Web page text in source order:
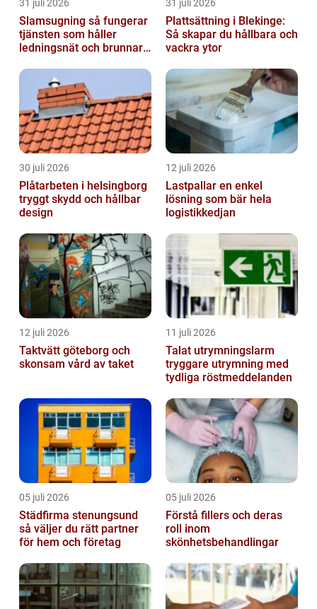
31 juli 2026
Slamsugning så fungerar
tjänsten som håller
ledningsnät och brunnar i
31 juli 2026
Plattsättning i Blekinge:
Så skapar du hållbara och
vackra ytor
30 juli 2026
Plåtarbeten i helsingborg
tryggt skydd och hållbar
design
12 juli 2026
Lastpallar en enkel
lösning som bär hela
logistikkedjan
12 juli 2026
Taktvätt göteborg och
skonsam vård av taket
11 juli 2026
Talat utrymningslarm
tryggare utrymning med
tydliga röstmeddelanden
05 juli 2026
Städfirma stenungsund
så väljer du rätt partner
för hem och företag
05 juli 2026
Förstå fillers och deras
roll inom
skönhetsbehandlingar